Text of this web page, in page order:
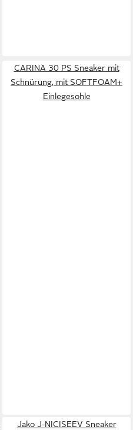
CARINA 30 PS Sneaker mit
Schnürung, mit SOFTFOAM+
Einlegesohle
Jako J-NICISEEV Sneaker